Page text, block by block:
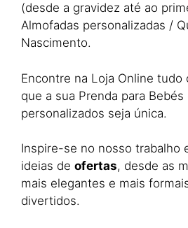
(desde a gravidez até ao
Almofadas personalizadas /
Nascimento.
Encontre na Loja Online tudo
que a sua Prenda para
personalizados seja única.
Inspire-se no nosso trabalho
ideias de ofertas, desde as
mais elegantes e mais
divertidos.